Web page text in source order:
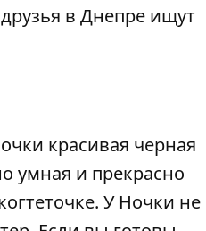
в Днепре ищут
красивая черная
умная и прекрасно
У Ночки не